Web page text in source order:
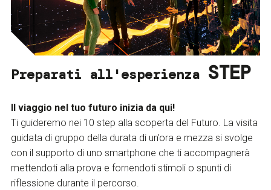
Preparati all'esperienza STEP
Il viaggio nel tuo futuro inizia da qui!
Ti guideremo nei 10 step alla scoperta del Futuro. La visita
guidata di gruppo della durata di un’ora e mezza si svolge
con il supporto di uno smartphone che ti accompagnerà
mettendoti alla prova e fornendoti stimoli o spunti di
riflessione durante il percorso.